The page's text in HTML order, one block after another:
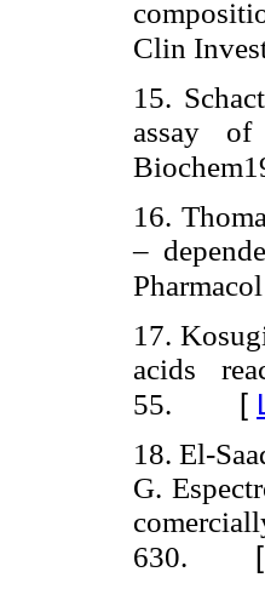
Clin
15.
assay
16.
–
17.
acids
55. [
18. El-
G.
630. [